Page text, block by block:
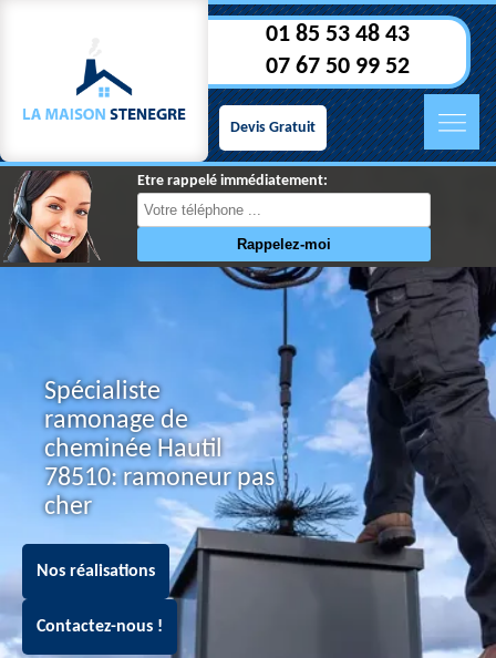
01 85 53 48 43
07 67 50 99 52
Devis Gratuit
Etre rappelé immédiatement:
Spécialiste
ramonage de
cheminée Hautil
78510: ramoneur pas
cher
Nos réalisations
Contactez-nous !